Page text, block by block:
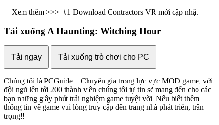
Xem thêm >>> #1 Download Contractors VR mới cập nhật
Tải xuống A Haunting: Witching Hour
Tải ngay Tải xuống trò chơi cho PC
Chúng tôi là PCGuide – Chuyên gia trong lực vực MOD game, với
đội ngũ lên tới 200 thành viên chúng tôi tự tin sẽ mang đến cho các
bạn những giây phút trải nghiệm game tuyệt vời. Nếu biết thêm
thông tin về game vui lòng truy cập đến trang nhà phát triển, trân
trọng!!